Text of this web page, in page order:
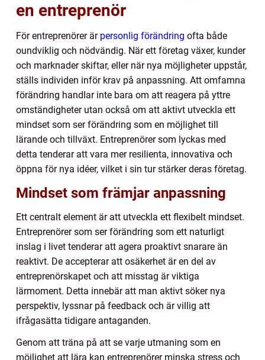
en entreprenör
För entreprenörer är personlig förändring ofta både
oundviklig och nödvändig. När ett företag växer, kunder
och marknader skiftar, eller när nya möjligheter uppstår,
ställs individen inför krav på anpassning. Att omfamna
förändring handlar inte bara om att reagera på yttre
omständigheter utan också om att aktivt utveckla ett
mindset som ser förändring som en möjlighet till
lärande och tillväxt. Entreprenörer som lyckas med
detta tenderar att vara mer resilienta, innovativa och
öppna för nya idéer, vilket i sin tur stärker deras företag.
Mindset som främjar anpassning
Ett centralt element är att utveckla ett flexibelt mindset.
Entreprenörer som ser förändring som ett naturligt
inslag i livet tenderar att agera proaktivt snarare än
reaktivt. De accepterar att osäkerhet är en del av
entreprenörskapet och att misstag är viktiga
lärmoment. Detta innebär att man aktivt söker nya
perspektiv, lyssnar på feedback och är villig att
ifrågasätta tidigare antaganden.
Genom att träna på att se varje utmaning som en
möjlighet att lära kan entreprenörer minska stress och